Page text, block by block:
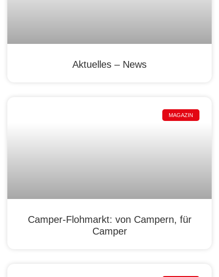
Aktuelles – News
MAGAZIN
Camper-Flohmarkt: von Campern, für
Camper